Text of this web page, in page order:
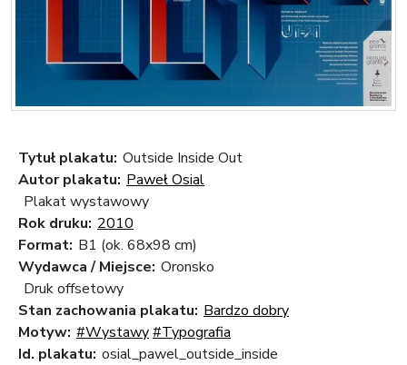
Tytuł plakatu: Outside Inside Out
Autor plakatu: Paweł Osial
Plakat wystawowy
Rok druku: 2010
Format: B1 (ok. 68x98 cm)
Wydawca / Miejsce: Oronsko
Druk offsetowy
Stan zachowania plakatu: Bardzo dobry
Motyw: #Wystawy#Typografia
Id. plakatu: osial_pawel_outside_inside